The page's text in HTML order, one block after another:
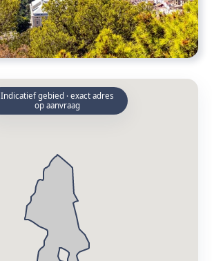
Indicatief gebied · exact adres
op aanvraag